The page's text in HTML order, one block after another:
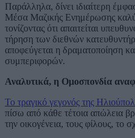
Παράλληλα, δίνει ιδιαίτερη
Μέσα Μαζικής Ενημέρωσης
τονίζοντας ότι απαιτείται
τήρηση των διεθνών
αποφεύγεται η δραματοποίηση
συμπεριφορών.
Αναλυτικά, η Ομοσπονδία
Το τραγικό γεγονός της
πίσω από κάθε τέτοια απώλεια
την οικογένεια, τους φίλους, το